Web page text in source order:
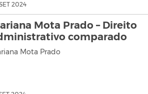
2024
Mota Prado – Direito
comparado
Mota Prado